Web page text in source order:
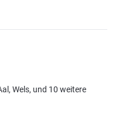
Wels, und 10 weitere